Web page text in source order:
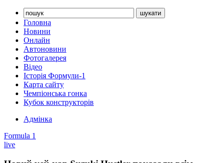
Головна
Новини
Онлайн
Автоновини
Фотогалерея
Відео
Історія Формули-1
Карта сайту
Чемпіонська гонка
Кубок конструкторів
Адмінка
Formula 1
live